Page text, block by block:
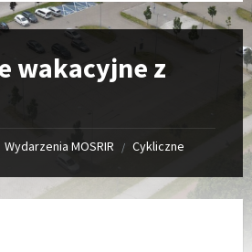
wakacyjne z
Wydarzenia MOSRIR / Cykliczne